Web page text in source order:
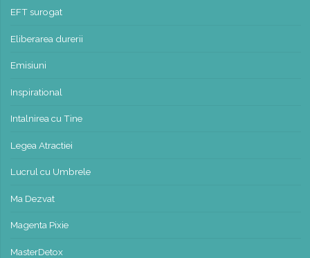
EFT surogat
Eliberarea durerii
Emisiuni
Inspirational
Intalnirea cu Tine
Legea Atractiei
Lucrul cu Umbrele
Ma Dezvat
Magenta Pixie
MasterDetox